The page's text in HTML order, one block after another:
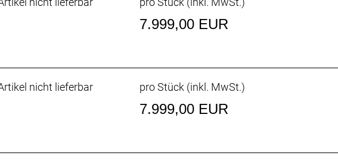
System Foil Rohrdesign verbessert den Luftstrom über das gesamte
niedrig. Außerdem wurde die Konstruktion des gesamten
treten kannst, ist unsere überarbeitete rennfokussierte
7.999,00 EUR
nicht lieferbar pro Stück (inkl. MwSt.)
7.999,00 EUR